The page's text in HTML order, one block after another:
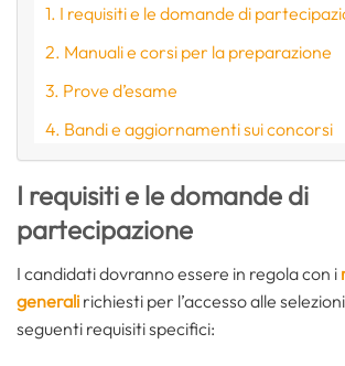
I requisiti e le domande di
Manuali e corsi per la preparazione
Prove d’esame
Bandi e aggiornamenti sui concorsi
I requisiti e le domande di
partecipazione
I candidati dovranno essere in regola con i
generali richiesti per l’accesso alle
seguenti requisiti specifici: